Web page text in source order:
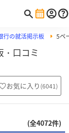
行の就活掲示板 5ペ
・口コミ
お気に入り (6041)
(全4072件)